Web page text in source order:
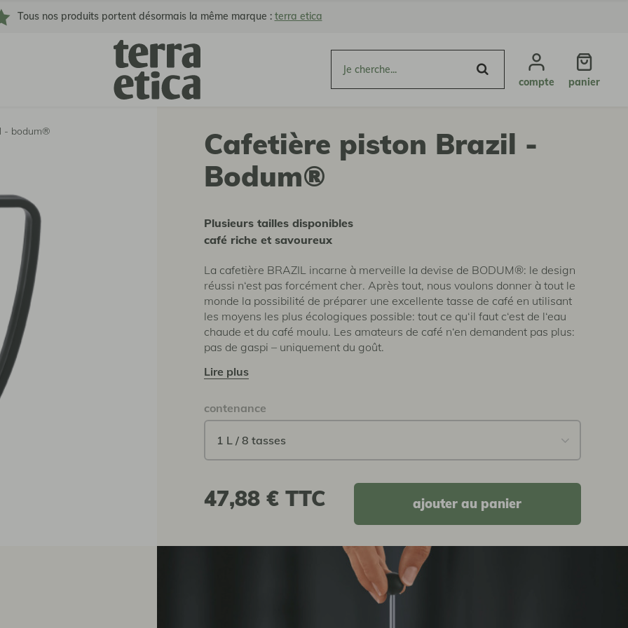
Tous nos produits portent désormais la même marque : terra etica
compte panier
- bodum®
Cafetière piston Brazil -
Bodum®
Plusieurs tailles disponibles
café riche et savoureux
La cafetière BRAZIL incarne à merveille la devise de BODUM®: le design
réussi n‘est pas forcément cher. Après tout, nous voulons donner à tout le
monde la possibilité de préparer une excellente tasse de café en utilisant
les moyens les plus écologiques possible: tout ce qu‘il faut c‘est de l‘eau
chaude et du café moulu. Les amateurs de café n‘en demandent pas plus:
pas de gaspi – uniquement du goût.
lire plus
contenance
47,88 €TTC ajouter au panier